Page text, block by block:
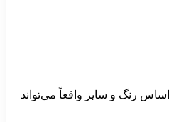
رنگ و سایز واقعاً می‌تواند